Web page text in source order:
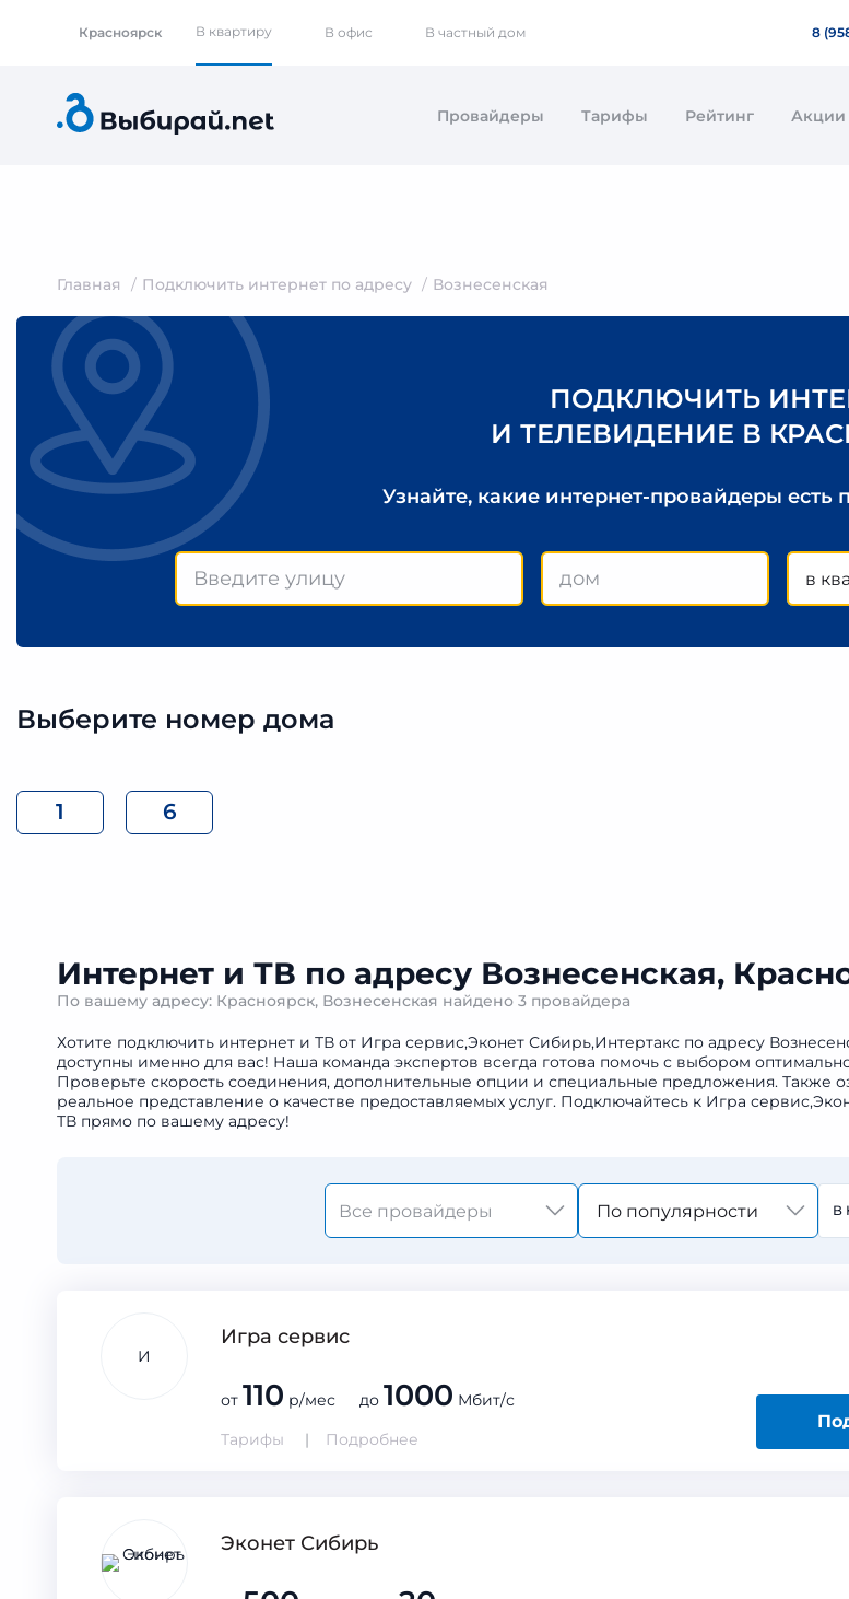
Красноярск В квартиру В офис В частный дом 8
Провайдеры Тарифы Рейтинг Акции
Главная Подключить интернет по адресу Вознесенская
ПОДКЛЮЧИТЬ
И ТЕЛЕВИДЕНИЕ В
Узнайте, какие интернет-провайдеры есть
в
Выберите номер дома
1 6
Интернет и ТВ по адресу Вознесенская,
По вашему адресу: Красноярск, Вознесенская найдено 3 провайдера
Хотите подключить интернет и ТВ от Игра сервис,Эконет Сибирь,Интертакс по адресу
доступны именно для вас! Наша команда экспертов всегда готова помочь с выбором
Проверьте скорость соединения, дополнительные опции и специальные предложения. Также
реальное представление о качестве предоставляемых услуг. Подключайтесь к Игра
ТВ прямо по вашему адресу!
По популярности В
И
Игра сервис
от 110 р/мес до 1000 Мбит/с
Тарифы
Подробнее
Эконет Сибирь